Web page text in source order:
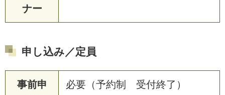
ナー
申し込み／定員
事前申
必要（予約制 受付終了）